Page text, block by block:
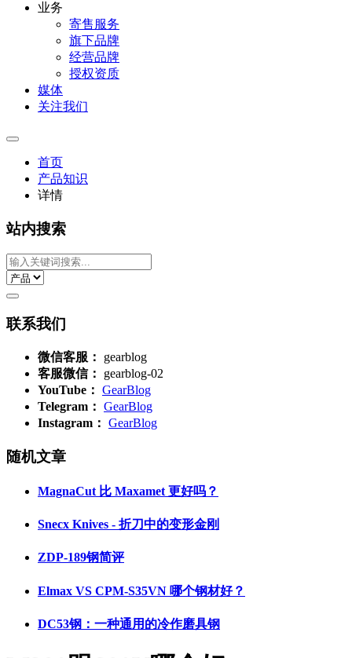
业务
寄售服务
旗下品牌
经营品牌
授权资质
媒体
关注我们
首页
产品知识
详情
站内搜索
联系我们
微信客服：
gearblog
客服微信：
gearblog-02
YouTube： GearBlog
Telegram： GearBlog
Instagram： GearBlog
随机文章
MagnaCut 比 Maxamet 更好吗？
Snecx Knives - 折刀中的变形金刚
ZDP-189钢简评
Elmax VS CPM-S35VN 哪个钢材好？
DC53钢：一种通用的冷作磨具钢